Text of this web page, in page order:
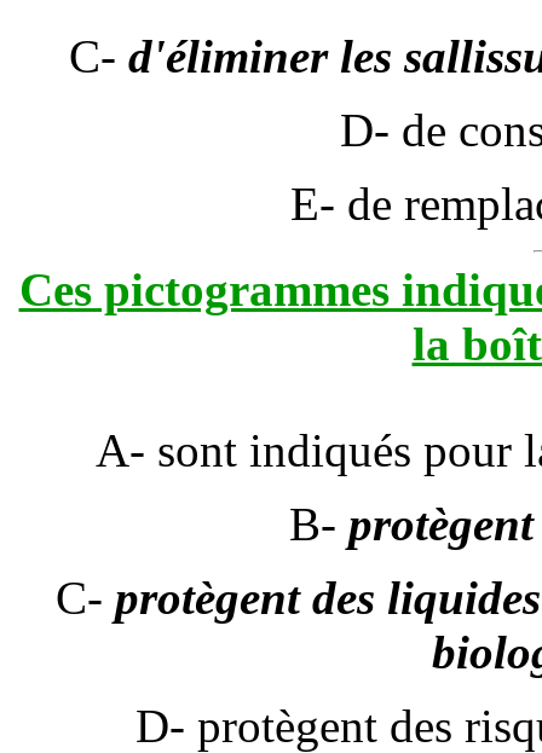
C- d'éliminer les
D- de
E- de
Ces pictogrammes
la
A- sont indiqués pour
B-
C- protègent des
D- protègent des